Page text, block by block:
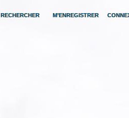
RECHERCHER M’ENREGISTRER